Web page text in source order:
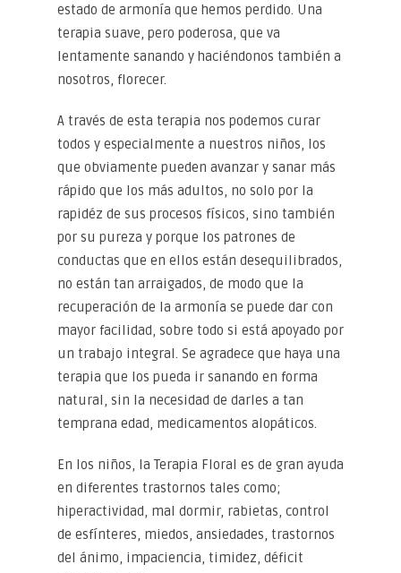
estado de armonía que hemos perdido. Una
terapia suave, pero poderosa, que va
lentamente sanando y haciéndonos también a
nosotros, florecer.
A través de esta terapia nos podemos curar
todos y especialmente a nuestros niños, los
que obviamente pueden avanzar y sanar más
rápido que los más adultos, no solo por la
rapidéz de sus procesos físicos, sino también
por su pureza y porque los patrones de
conductas que en ellos están desequilibrados,
no están tan arraigados, de modo que la
recuperación de la armonía se puede dar con
mayor facilidad, sobre todo si está apoyado por
un trabajo integral. Se agradece que haya una
terapia que los pueda ir sanando en forma
natural, sin la necesidad de darles a tan
temprana edad, medicamentos alopáticos.
En los niños, la Terapia Floral es de gran ayuda
en diferentes trastornos tales como;
hiperactividad, mal dormir, rabietas, control
de esfínteres, miedos, ansiedades, trastornos
del ánimo, impaciencia, timidez, déficit